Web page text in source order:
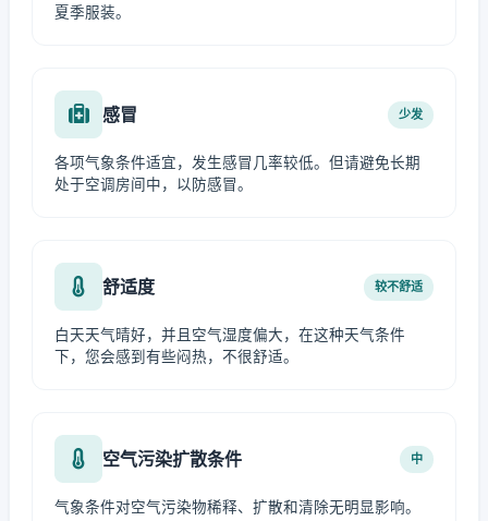
夏季服装。
感冒 少发
各项气象条件适宜，发生感冒几率较低。但请避免长期
处于空调房间中，以防感冒。
舒适度 较不舒适
白天天气晴好，并且空气湿度偏大，在这种天气条件
下，您会感到有些闷热，不很舒适。
空气污染扩散条件 中
气象条件对空气污染物稀释、扩散和清除无明显影响。